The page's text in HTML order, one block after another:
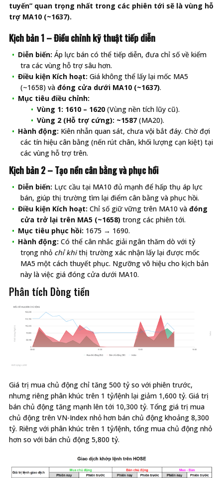
tuyến” quan trọng nhất trong các phiên tới sẽ là vùng hỗ
trợ MA10 (~1637).
Kịch bản 1 – Điều chỉnh kỹ thuật tiếp diễn
Diễn biến: Áp lực bán có thể tiếp diễn, đưa chỉ số về kiểm
tra các vùng hỗ trợ sâu hơn.
Điều kiện Kích hoạt: Giá không thể lấy lại mốc MA5
(~1658) và đóng cửa dưới MA10 (~1637).
Mục tiêu điều chỉnh:
Vùng 1: 1610 – 1620 (Vùng nền tích lũy cũ).
Vùng 2 (Hỗ trợ cứng): ~1587 (MA20).
Hành động: Kiên nhẫn quan sát, chưa vội bắt đáy. Chờ đợi
các tín hiệu cân bằng (nến rút chân, khối lượng cạn kiệt) tại
các vùng hỗ trợ trên.
Kịch bản 2 – Tạo nền cân bằng và phục hồi
Diễn biến: Lực cầu tại MA10 đủ mạnh để hấp thụ áp lực
bán, giúp thị trường tìm lại điểm cân bằng và phục hồi.
Điều kiện Kích hoạt: Chỉ số giữ vững trên MA10 và đóng
cửa trở lại trên MA5 (~1658) trong các phiên tới.
Mục tiêu phục hồi: 1675 → 1690.
Hành động: Có thể cân nhắc giải ngân thăm dò với tỷ
trọng nhỏ chỉ khithị trường xác nhận lấy lại được mốc
MA5 một cách thuyết phục. Ngưỡng vô hiệu cho kịch bản
này là việc giá đóng cửa dưới MA10.
Phân tích Dòng tiền
Giá trị mua chủ động chỉ tăng 500 tỷ so với phiên trước,
nhưng riêng phân khúc trên 1 tỷ/lệnh lại giảm 1,600 tỷ. Giá trị
bán chủ động tăng mạnh lên tới 10,300 tỷ. Tổng giá trị mua
chủ động trên VN-Index nhỏ hơn bán chủ động khoảng 8,300
tỷ. Riêng với phân khúc trên 1 tỷ/lệnh, tổng mua chủ động nhỏ
hơn so với bán chủ động 5,800 tỷ.